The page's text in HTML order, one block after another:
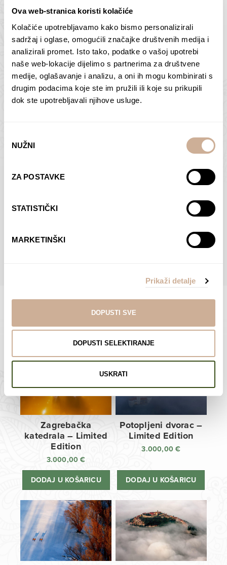
Ova web-stranica koristi kolačiće
Kolačiće upotrebljavamo kako bismo personalizirali
sadržaj i oglase, omogućili značajke društvenih medija i
analizirali promet. Isto tako, podatke o vašoj upotrebi
naše web-lokacije dijelimo s partnerima za društvene
medije, oglašavanje i analizu, a oni ih mogu kombinirati s
drugim podacima koje ste im pružili ili koje su prikupili
dok ste upotrebljavali njihove usluge.
pristanka
NUŽNI
ZA POSTAVKE
STATISTIČKI
MARKETINŠKI
Prikaži detalje
DOPUSTI SVE
DOPUSTI SELEKTIRANJE
USKRATI
Butan – ljudi 2
75,00€ – 138,00€Raspon
cijena:
od
75,00 €
138,00 €
ODABERI OPCIJE
Antarktika – krajolik
2
75,00€ – 138,00€Raspon
cijena:
od
ODABERI OPCIJE
Dolac
ODABERI OPCIJE
Moreškanti – sjena
€Raspon
od
75,00 €
do
138,00 €
ODABERI OPCIJE
POGLEDAJTE SVE PROIZVODE U OVOJ KATEGORIJI
Limited Edition Fotografije
Zagrebačka
katedrala – Limited
Edition
3.000,00€
DODAJ U KOŠARICU
Potopljeni dvorac –
Limited Edition
3.000,00€
DODAJ U KOŠARICU